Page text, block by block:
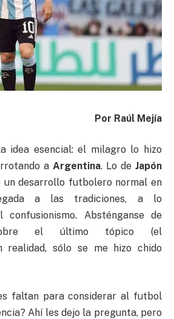
Por Raúl Mejía
idea esencial: el milagro lo hizo
a Argentina. Lo de Japón
un desarrollo futbolero normal en
a las tradiciones, a lo
Absténganse de
el último tópico (el
realidad, sólo se me hizo chido
faltan para considerar al futbol
Ahí les dejo la pregunta, pero